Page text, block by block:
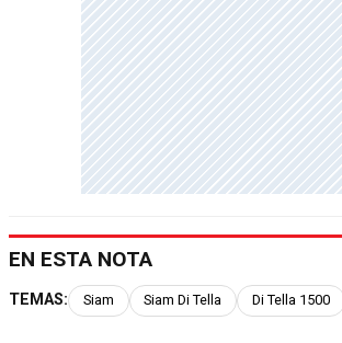
EN ESTA NOTA
TEMAS: Siam Siam Di Tella Di Tella 1500